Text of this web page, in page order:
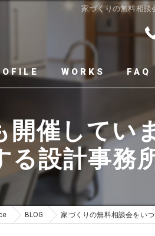
家づくりの無料相談
WORKS FAQ
催してい
る設計事務
BLOG 家づくりの無料相談会をい